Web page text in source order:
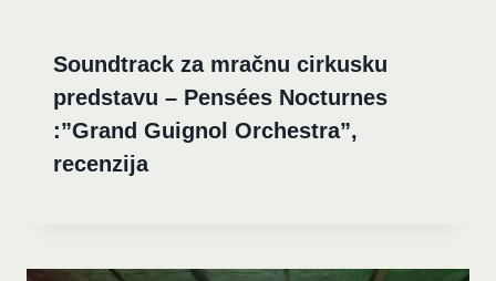
Soundtrack za mračnu cirkusku
predstavu – Pensées Nocturnes
:”Grand Guignol Orchestra”,
recenzija